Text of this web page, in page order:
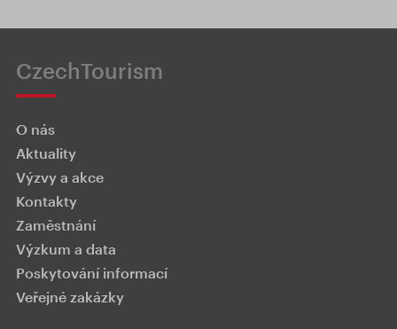
CzechTourism
O nás
Aktuality
Výzvy a akce
Kontakty
Zaměstnání
Výzkum a data
Poskytování informací
Veřejné zakázky